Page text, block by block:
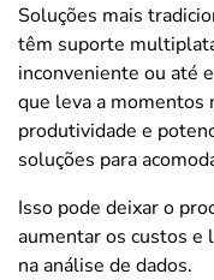
Soluções mais
têm suporte
inconveniente ou até
que leva a momentos
produtividade e
soluções para
Isso pode deixar o
aumentar os custos e
na análise de dados.